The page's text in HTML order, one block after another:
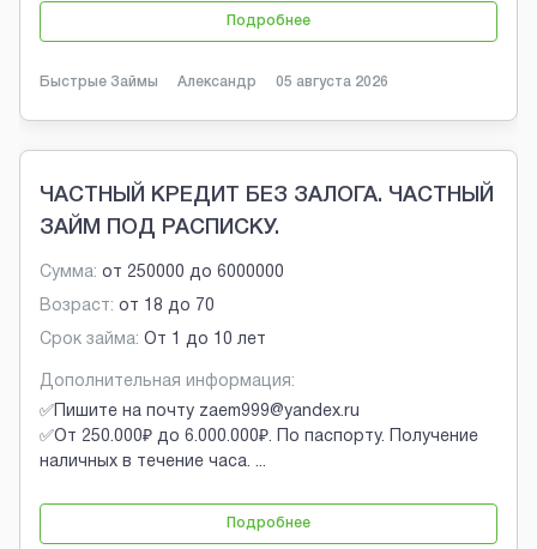
Подробнее
Быстрые Займы Александр 05 августа 2026
ЧАСТНЫЙ КРЕДИТ БЕЗ ЗАЛОГА. ЧАСТНЫЙ
ЗАЙМ ПОД РАСПИСКУ.
Сумма: от 250000 до 6000000
Возраст: от 18 до 70
Срок займа: От 1 до 10 лет
Дополнительная информация:
✅Пишите на почту zaem999@yandex.ru
✅От 250.000₽ до 6.000.000₽. По паспорту. Получение
наличных в течение часа. ...
Подробнее